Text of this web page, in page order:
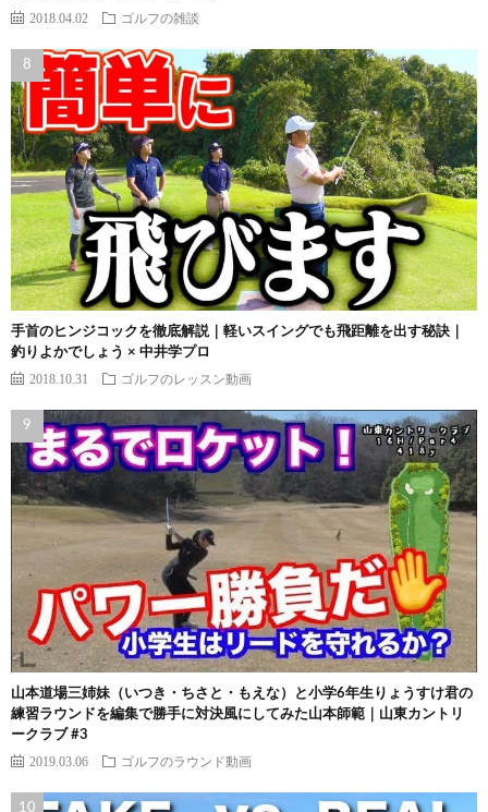
2018.04.02 ゴルフの雑談
手首のヒンジコックを徹底解説｜軽いスイングでも飛距離を出す秘訣｜
釣りよかでしょう × 中井学プロ
2018.10.31 ゴルフのレッスン動画
山本道場三姉妹（いつき・ちさと・もえな）と小学6年生りょうすけ君の
練習ラウンドを編集で勝手に対決風にしてみた山本師範｜山東カントリ
ークラブ #3
2019.03.06 ゴルフのラウンド動画